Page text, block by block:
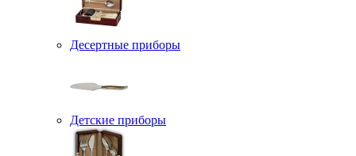
Десертные приборы
Детские приборы